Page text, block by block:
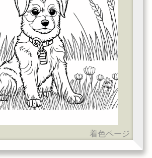
着色ページ